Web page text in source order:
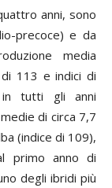
anni, sono
precoce) e da
media
113 e indici di
tutti gli anni
di circa 7,7
(indice di 109),
primo anno di
degli ibridi più